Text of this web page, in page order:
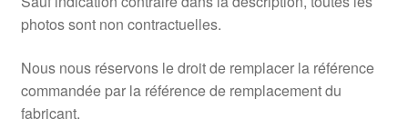
photos sont non contractuelles.
Nous nous réservons le droit de remplacer la référence
commandée par la référence de remplacement du
fabricant.